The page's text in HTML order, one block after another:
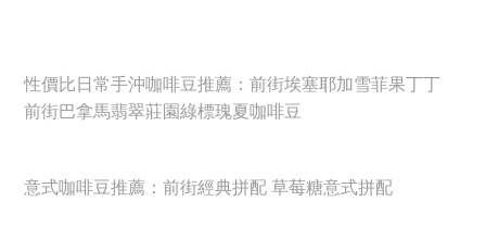
性價比日常手沖咖啡豆推薦：前街埃塞耶加雪菲果丁丁
前街巴拿馬翡翠莊園綠標瑰夏咖啡豆
意式咖啡豆推薦：前街經典拼配 草莓糖意式拼配